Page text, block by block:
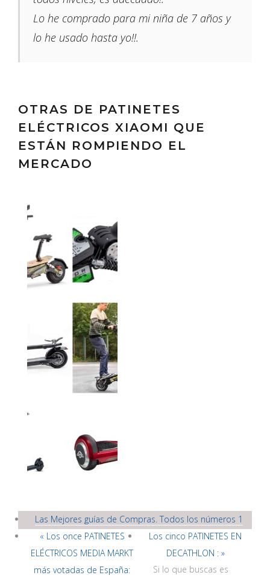
Lo he comprado para mi niña de 7 años y
lo he usado hasta yo!!.
OTRAS DE PATINETES
ELÉCTRICOS XIAOMI QUE
ESTÁN ROMPIENDO EL
MERCADO
Las Mejores guías de Compras. Todos los números 1
« Los once PATINETES
ELÉCTRICOS MEDIA MARKT
más votadas de España:
Los cinco PATINETES EN
DECATHLON : »
Si lo que buscas es